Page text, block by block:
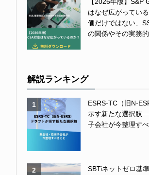
【2026年版】S&P
はなぜ広がってい
価だけではない、
の関係やその実務
解説ランキング
1
ESRS-TC（旧N-
示す新たな選択肢
子会社が今整理す
2
SBTiネットゼロ基